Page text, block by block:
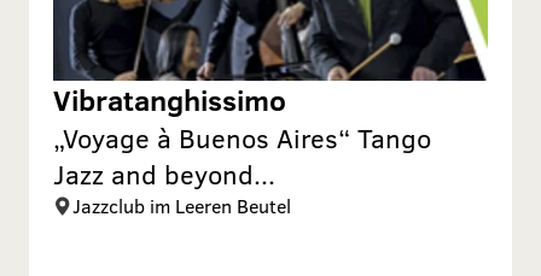
Vibratanghissimo
„Voyage à Buenos Aires“ Tango
Jazz and beyond...
Jazzclub im Leeren Beutel